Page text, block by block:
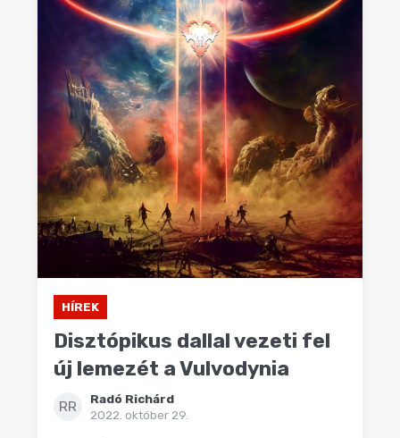
HÍREK
Disztópikus dallal vezeti fel
új lemezét a Vulvodynia
RR
Radó Richárd
2022. október 29.